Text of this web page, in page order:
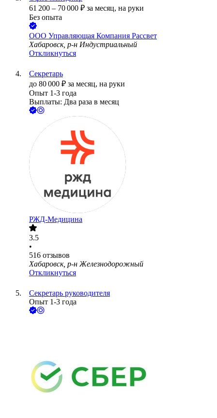
61 200 – 70 000 ₽ за месяц, на руки
Без опыта
ООО Управляющая Компания Рассвет
Хабаровск, р-н Индустриальный
Откликнуться
Секретарь
до 80 000 ₽ за месяц, на руки
Опыт 1-3 года
Выплаты: Два раза в месяц
РЖД-Медицина
3.5
•
516 отзывов
Хабаровск, р-н Железнодорожный
Откликнуться
Секретарь руководителя
Опыт 1-3 года